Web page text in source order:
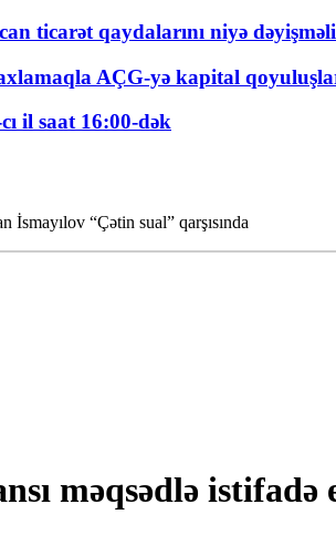
ticarət qaydalarını niyə
AÇG-yə kapital
il saat 16:00-dək
“Çətin sual” qarşısında
məqsədlə istifadə